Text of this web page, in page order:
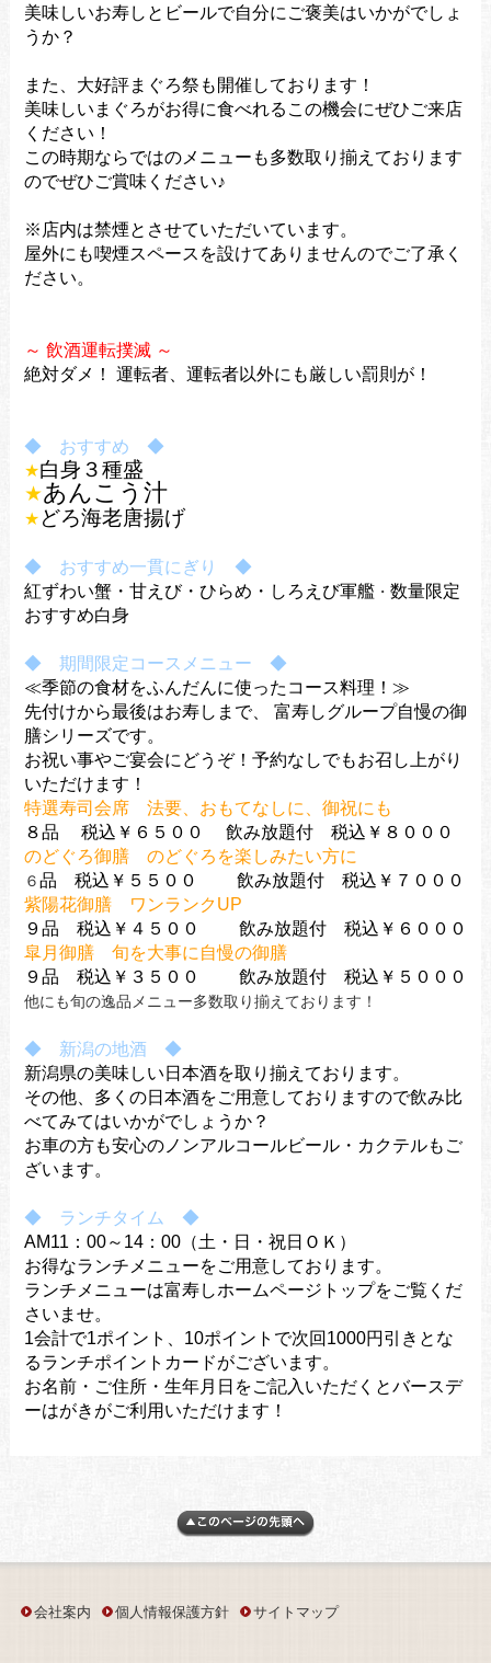
美味しいお寿しとビールで自分にご褒美はいかがでしょ
うか？
また、大好評まぐろ祭も開催しております！
美味しいまぐろがお得に食べれるこの機会にぜひご来店
ください！
この時期ならではのメニューも多数取り揃えております
のでぜひご賞味ください♪
※店内は禁煙とさせていただいています。
屋外にも喫煙スペースを設けてありませんのでご了承く
ださい。
～ 飲酒運転撲滅 ～
絶対ダメ！
運転者、運転者以外にも厳しい罰則が！
◆ おすすめ ◆
★白身３種盛
★あんこう汁
★ どろ海老唐揚げ
◆ おすすめ一貫にぎり ◆
紅ずわい蟹・甘えび・ひらめ・しろえび軍艦・ 数量限定
おすすめ白身
◆ 期間限定コースメニュー ◆
≪季節の食材をふんだんに使ったコース料理！≫
先付けから最後はお寿しまで、
富寿しグループ自慢の御
膳シリーズです。
お祝い事やご宴会にどうぞ！ 予約なしでもお召し上がり
いただけます！
特選寿司会席 法要、おもてなしに、御祝にも
８品 税込￥６５００ 飲み放題付 税込￥８０００
のどぐろ御膳 のどぐろを楽しみたい方に
６品 税込￥５５００ 飲み放題付 税込￥７０００
紫陽花御膳 ワンランクUP
９品 税込￥４５００ 飲み放題付 税込￥６０００
皐月御膳 旬を大事に自慢の御膳
９品 税込￥３５００ 飲み放題付 税込￥５０００
他にも旬の逸品メニュー多数取り揃えております！
◆ 新潟の地酒 ◆
新潟県の美味しい日本酒を取り揃えております。
その他、多くの日本酒をご用意しておりますので飲み比
べてみてはいかがでしょうか？
お車の方も安心のノンアルコールビール・カクテルもご
ざいます。
◆ ランチタイム ◆
AM11：00～14：00（土・日・祝日ＯＫ）
お得なランチメニューをご用意しております。
ランチメニューは富寿しホームページトップをご覧くだ
さいませ。
1会計で1ポイント、10ポイントで次回1000円引きとな
るランチポイントカードがございます。
お名前・ご住所・生年月日をご記入いただくとバースデ
ーはがきがご利用いただけます！
会社案内 個人情報保護方針 サイトマップ